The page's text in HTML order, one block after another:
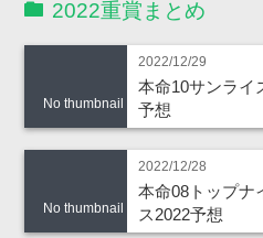
2022重賞まとめ
No thumbnail
2022/12/29
本命10サンライ
予想
No thumbnail
2022/12/28
本命08トップナ
ス2022予想